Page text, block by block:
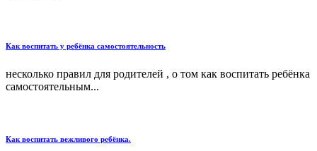
Как воспитать у ребёнка самостоятельность
несколько правил для родителей , о том как воспитать ребёнка
самостоятельным...
Как воспитать вежливого ребёнка.